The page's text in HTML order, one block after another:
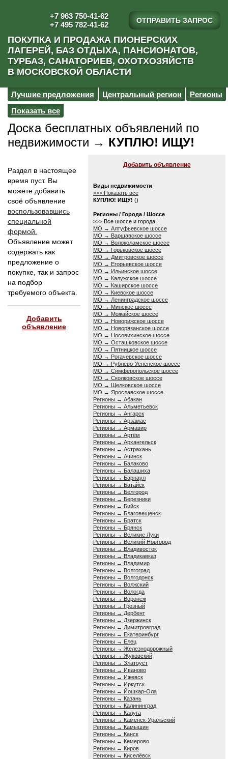
ОТПРАВИТЬ ЗАПРОС
+7 963 750-41-62
+7 495 782-41-62
ПОКУПКА И ПРОДАЖА ПИОНЕРСКИХ
ЛАГЕРЕЙ, БАЗ ОТДЫХА, ПАНСИОНАТОВ,
ТУРБАЗ, САНАТОРИЕВ, ОХОТХОЗЯЙСТВ
В МОСКОВСКОЙ ОБЛАСТИ
Лучшие предложения Центральный регион
Регионы
Показать все
Доска бесплатных объявлений по
недвижимости → КУПЛЮ! ИЩУ!
Раздел в настоящее
время пуст. Вы
можете добавить
своё объявление
воспользовавшись
специальной
формой.
Объявление может
содержать как
предложение о
покупке, так и запрос
на подбор
требуемого объекта.
Добавить
объявление
Добавить объявление
Виды недвижимости
>>> Показать все
КУПЛЮ! ИЩУ! ()
Регионы / Города / Шоссе
>>> Все шоссе и города
МО → Алтуфьевское шоссе
МО → Варшавское шоссе
МО → Волоколамское шоссе
МО → Горьковское шоссе
МО → Дмитровское шоссе
МО → Егорьевское шоссе
МО → Ильинское шоссе
МО → Калужское шоссе
МО → Каширское шоссе
МО → Киевское шоссе
МО → Ленинградское шоссе
МО → Минское шоссе
МО → Можайское шоссе
МО → Новорижское шоссе
МО → Новорязанское шоссе
МО → Носовихинское шоссе
МО → Осташковское шоссе
МО → Пятницкое шоссе
МО → Рогачевское шоссе
МО → Рублево-Успенское шоссе
МО → Симферопольское шоссе
МО → Сколковское шоссе
МО → Щелковское шоссе
МО → Ярославское шоссе
Регионы → Абакан
Регионы → Альметьевск
Регионы → Ангарск
Регионы → Арзамас
Регионы → Армавир
Регионы → Артём
Регионы → Архангельск
Регионы → Астрахань
Регионы → Ачинск
Регионы → Балаково
Регионы → Балашиха
Регионы → Барнаул
Регионы → Батайск
Регионы → Белгород
Регионы → Березники
Регионы → Бийск
Регионы → Благовещенск
Регионы → Братск
Регионы → Брянск
Регионы → Великие Луки
Регионы → Великий Новгород
Регионы → Владивосток
Регионы → Владикавказ
Регионы → Владимир
Регионы → Волгоград
Регионы → Волгодонск
Регионы → Волжский
Регионы → Вологда
Регионы → Воронеж
Регионы → Грозный
Регионы → Дербент
Регионы → Дзержинск
Регионы → Димитровград
Регионы → Екатеринбург
Регионы → Елец
Регионы → Железнодорожный
Регионы → Жуковский
Регионы → Златоуст
Регионы → Иваново
Регионы → Ижевск
Регионы → Иркутск
Регионы → Йошкар-Ола
Регионы → Казань
Регионы → Калининград
Регионы → Калуга
Регионы → Каменск-Уральский
Регионы → Камышин
Регионы → Канск
Регионы → Кемерово
Регионы → Киров
Регионы → Киселёвск